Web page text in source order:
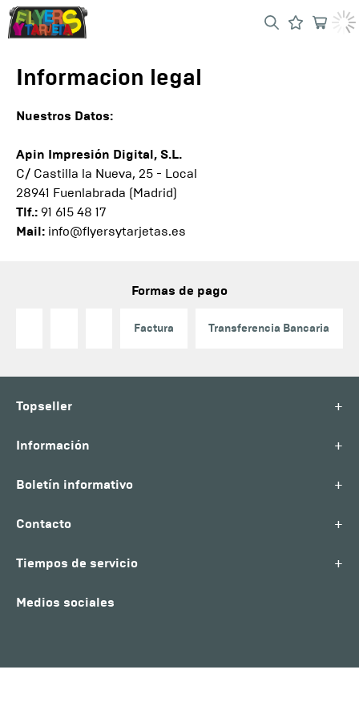
Informacion legal
Nuestros Datos:
Apin Impresión Digital, S.L.
C/ Castilla la Nueva, 25 - Local
28941 Fuenlabrada (Madrid)
Tlf.: 91 615 48 17
Mail: info@flyersytarjetas.es
Formas de pago
Factura Transferencia Bancaria
Topseller +
Información +
Boletín informativo +
Contacto +
Tiempos de servicio +
Medios sociales